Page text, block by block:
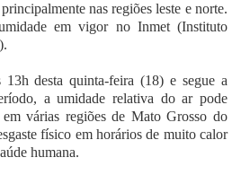
nas regiões leste e norte.
em vigor no Inmet (Instituto
desta quinta-feira (18) e segue a
a umidade relativa do ar pode
várias regiões de Mato Grosso do
físico em horários de muito calor
humana.